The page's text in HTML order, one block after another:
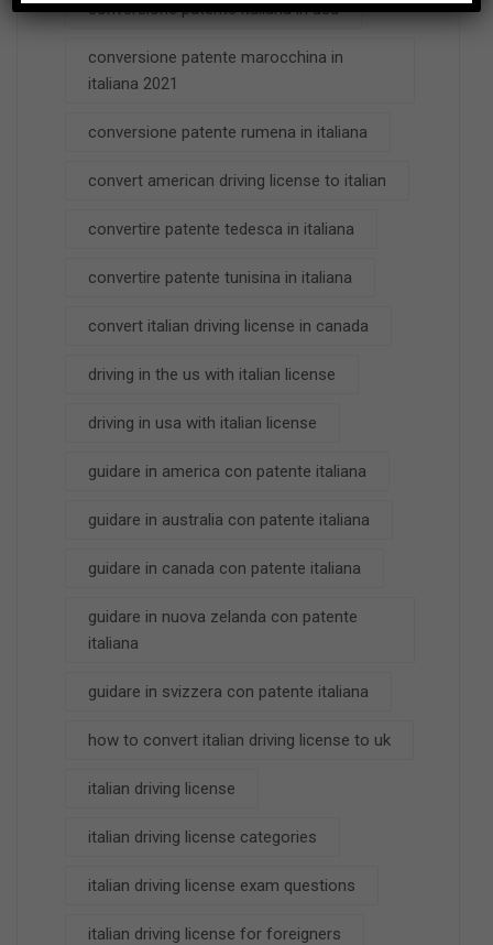
conversione patente italiana in usa
conversione patente marocchina in
italiana 2021
conversione patente rumena in italiana
convert american driving license to italian
convertire patente tedesca in italiana
convertire patente tunisina in italiana
convert italian driving license in canada
driving in the us with italian license
driving in usa with italian license
guidare in america con patente italiana
guidare in australia con patente italiana
guidare in canada con patente italiana
guidare in nuova zelanda con patente
italiana
guidare in svizzera con patente italiana
how to convert italian driving license to uk
italian driving license
italian driving license categories
italian driving license exam questions
italian driving license for foreigners